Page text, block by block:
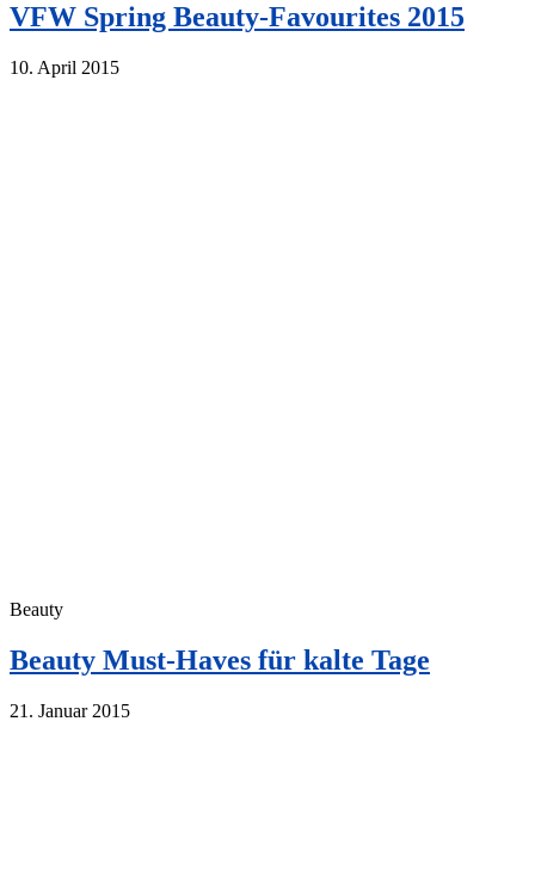
VFW Spring Beauty-Favourites 2015
10. April 2015
Beauty
Beauty Must-Haves für kalte Tage
21. Januar 2015